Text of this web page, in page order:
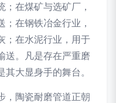
在煤矿与选矿厂，
在钢铁冶金行业，
；在水泥行业，用于
送。凡是存在严重磨
大显身手的舞台。
，陶瓷耐磨管道正朝